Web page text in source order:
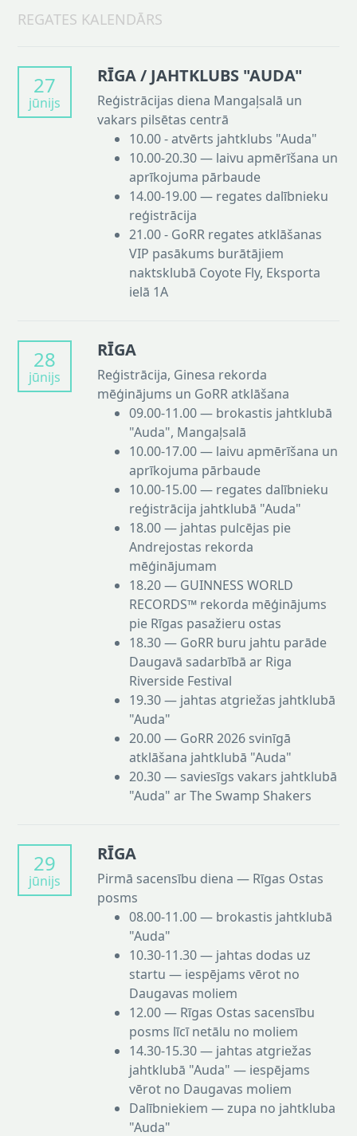
REGATES KALENDĀRS
27
jūnijs
RĪGA / JAHTKLUBS "AUDA"
Reģistrācijas diena Mangaļsalā un
vakars pilsētas centrā
10.00 - atvērts jahtklubs "Auda"
10.00-20.30 — laivu apmērīšana un
aprīkojuma pārbaude
14.00-19.00 — regates dalībnieku
reģistrācija
21.00 - GoRR regates atklāšanas
VIP pasākums burātājiem
naktsklubā Coyote Fly, Eksporta
ielā 1A
28
jūnijs
RĪGA
Reģistrācija, Ginesa rekorda
mēģinājums un GoRR atklāšana
09.00-11.00 — brokastis jahtklubā
"Auda", Mangaļsalā
10.00-17.00 — laivu apmērīšana un
aprīkojuma pārbaude
10.00-15.00 — regates dalībnieku
reģistrācija jahtklubā "Auda"
18.00 — jahtas pulcējas pie
Andrejostas rekorda
mēģinājumam
18.20 — GUINNESS WORLD
RECORDS™ rekorda mēģinājums
pie Rīgas pasažieru ostas
18.30 — GoRR buru jahtu parāde
Daugavā sadarbībā ar Riga
Riverside Festival
19.30 — jahtas atgriežas jahtklubā
"Auda"
20.00 — GoRR 2026 svinīgā
atklāšana jahtklubā "Auda"
20.30 — saviesīgs vakars jahtklubā
"Auda" ar The Swamp Shakers
29
jūnijs
RĪGA
Pirmā sacensību diena — Rīgas Ostas
posms
08.00-11.00 — brokastis jahtklubā
"Auda"
10.30-11.30 — jahtas dodas uz
startu — iespējams vērot no
Daugavas moliem
12.00 — Rīgas Ostas sacensību
posms līcī netālu no moliem
14.30-15.30 — jahtas atgriežas
jahtklubā "Auda" — iespējams
vērot no Daugavas moliem
Dalībniekiem — zupa no jahtkluba
"Auda"